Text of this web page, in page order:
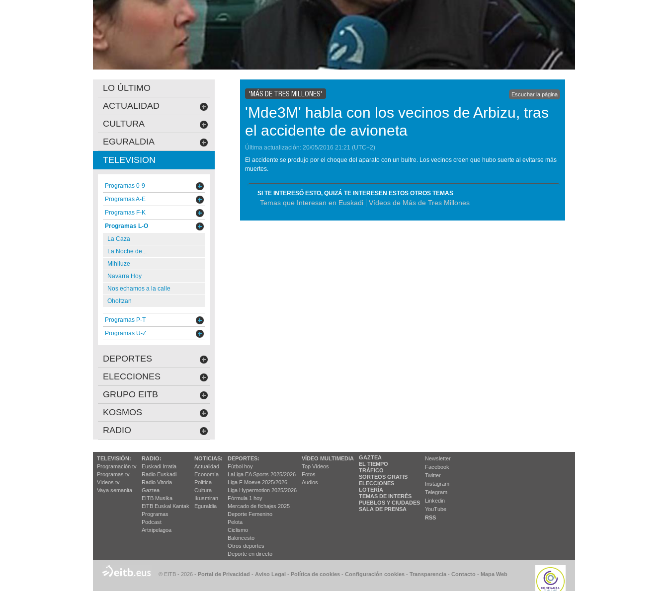
'MÁS DE TRES MILLONES' Escuchar la página
'Mde3M' habla con los vecinos de Arbizu, tras
el accidente de avioneta
Última actualización: 20/05/2016 21:21 (UTC+2)
El accidente se produjo por el choque del aparato con un buitre. Los vecinos creen que hubo suerte al evitarse más
muertes.
SI TE INTERESÓ ESTO, QUIZÁ TE INTERESEN ESTOS OTROS TEMAS
Temas que Interesan en Euskadi Vídeos de Más de Tres Millones
LO ÚLTIMO
ACTUALIDAD
CULTURA
EGURALDIA
TELEVISION
Programas 0-9
Programas A-E
Programas F-K
Programas L-O
La Caza
La Noche de...
Mihiluze
Navarra Hoy
Nos echamos a la calle
Oholtzan
Programas P-T
Programas U-Z
DEPORTES
ELECCIONES
GRUPO EITB
KOSMOS
RADIO
TELEVISIÓN:
Programación tv
Programas tv
Vídeos tv
Vaya semanita
RADIO:
Euskadi Irratia
Radio Euskadi
Radio Vitoria
Gaztea
EITB Musika
EiTB Euskal Kantak
Programas
Podcast
Artxipelagoa
NOTICIAS:
Actualidad
Economía
Política
Cultura
Ikusmiran
Eguraldia
DEPORTES:
Fútbol hoy
LaLiga EA Sports 2025/2026
Liga F Moeve 2025/2026
Liga Hypermotion 2025/2026
Fórmula 1 hoy
Mercado de fichajes 2025
Deporte Femenino
Pelota
Ciclismo
Baloncesto
Otros deportes
Deporte en directo
VÍDEO MULTIMEDIA
Top Vídeos
Fotos
Audios
GAZTEA
EL TIEMPO
TRÁFICO
SORTEOS GRATIS
ELECCIONES
LOTERÍA
TEMAS DE INTERÉS
PUEBLOS Y CIUDADES
SALA DE PRENSA
Newsletter
Facebook
Twitter
Instagram
Telegram
Linkedin
YouTube
RSS
© EITB - 2026 - Portal de Privacidad - Aviso Legal - Política de cookies - Configuración cookies - Transparencia - Contacto - Mapa Web